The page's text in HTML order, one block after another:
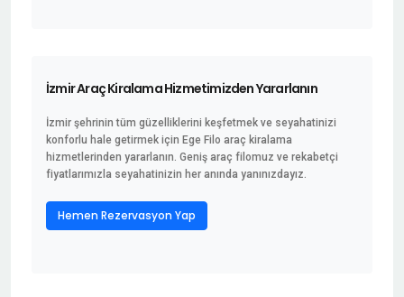
İzmir Araç Kiralama Hizmetimizden Yararlanın
İzmir şehrinin tüm güzelliklerini keşfetmek ve seyahatinizi
konforlu hale getirmek için Ege Filo araç kiralama
hizmetlerinden yararlanın. Geniş araç filomuz ve rekabetçi
fiyatlarımızla seyahatinizin her anında yanınızdayız.
Hemen Rezervasyon Yap